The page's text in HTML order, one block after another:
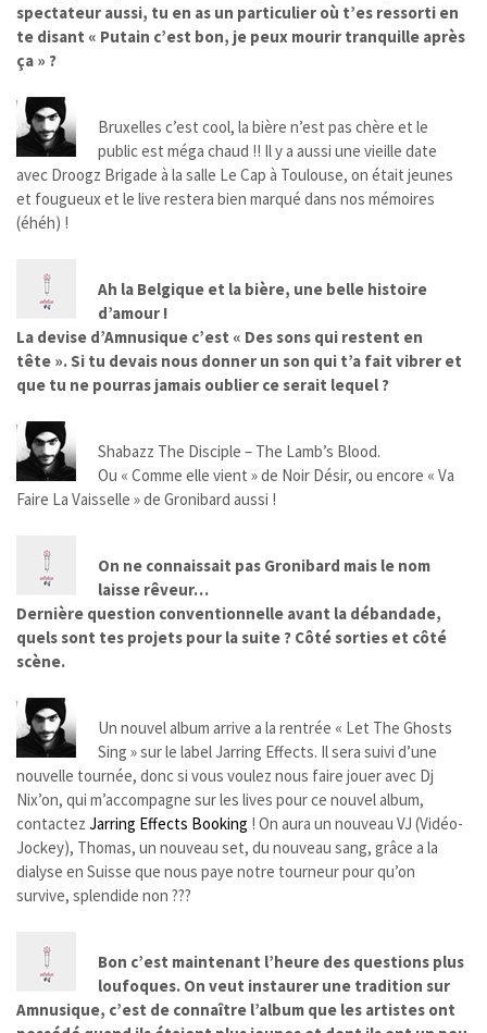
spectateur aussi, tu en as un particulier où t’es ressorti en
te disant « Putain c’est bon, je peux mourir tranquille après
ça » ?
Bruxelles c’est cool, la bière n’est pas chère et le
public est méga chaud !! Il y a aussi une vieille date
avec Droogz Brigade à la salle Le Cap à Toulouse, on était jeunes
et fougueux et le live restera bien marqué dans nos mémoires
(éhéh) !
Ah la Belgique et la bière, une belle histoire
d’amour !
La devise d’Amnusique c’est « Des sons qui restent en
tête ». Si tu devais nous donner un son qui t’a fait vibrer et
que tu ne pourras jamais oublier ce serait lequel ?
Shabazz The Disciple – The Lamb’s Blood.
Ou « Comme elle vient » de Noir Désir, ou encore « Va
Faire La Vaisselle » de Gronibard aussi !
On ne connaissait pas Gronibard mais le nom
laisse rêveur…
Dernière question conventionnelle avant la débandade,
quels sont tes projets pour la suite ? Côté sorties et côté
scène.
Un nouvel album arrive a la rentrée « Let The Ghosts
Sing » sur le label Jarring Effects. Il sera suivi d’une
nouvelle tournée, donc si vous voulez nous faire jouer avec Dj
Nix’on, qui m’accompagne sur les lives pour ce nouvel album,
contactez Jarring Effects Booking ! On aura un nouveau VJ (Vidéo-
Jockey), Thomas, un nouveau set, du nouveau sang, grâce a la
dialyse en Suisse que nous paye notre tourneur pour qu’on
survive, splendide non ???
Bon c’est maintenant l’heure des questions plus
loufoques. On veut instaurer une tradition sur
Amnusique, c’est de connaître l’album que les artistes ont